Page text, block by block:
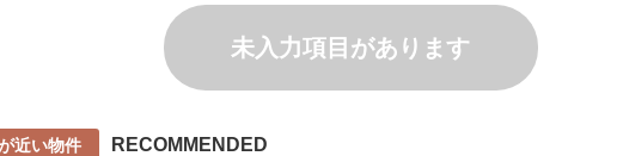
未入力項目があります
近い物件 RECOMMENDED